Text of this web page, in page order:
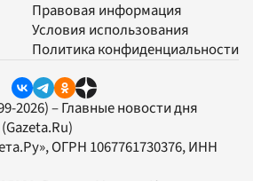
Правовая информация
Условия использования
Политика конфиденциальности
2026) – Главные новости дня
(Gazeta.Ru)
, ОГРН 1067761730376, ИНН